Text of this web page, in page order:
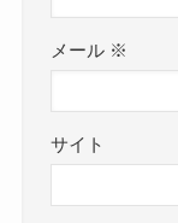
メール ※
サイト